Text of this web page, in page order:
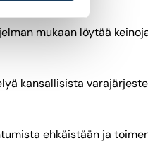
mukaan löytää
kansallisista
ehkäistään ja